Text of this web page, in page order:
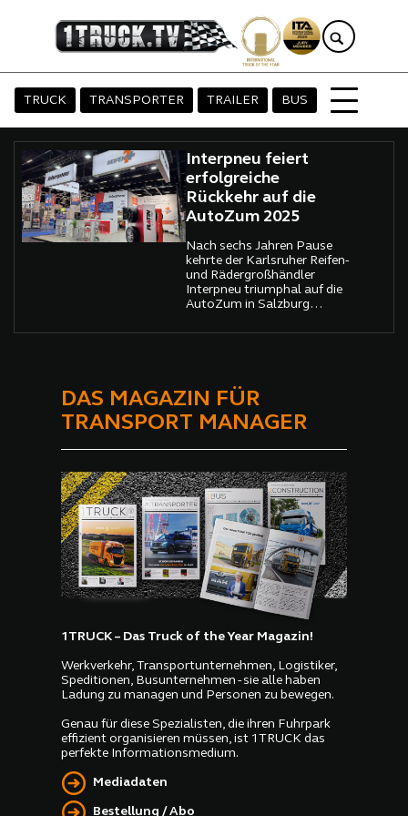
TRUCK TRANSPORTER TRAILER BUS
Interpneu feiert
erfolgreiche
Rückkehr auf die
AutoZum 2025
Nach sechs Jahren Pause
kehrte der Karlsruher Reifen-
und Rädergroßhändler
Interpneu triumphal auf die
AutoZum in Salzburg
Januar 2025 nutzte das
erweitertes Platin-
Sommerreifensortiment für
Pkw und Vans sowie das
vorzustellen. In Halle 10,
Besucher die Neuheiten aus
erster Hand erleben und sich
über das umfangreiche
Angebot informieren.
DAS MAGAZIN FÜR
TRANSPORT MANAGER
1TRUCK – Das Truck of the Year Magazin!
Werkverkehr, Transportunternehmen, Logistiker,
Speditionen, Busunternehmen - sie alle haben
Ladung zu managen und Personen zu bewegen.
Genau für diese Spezialisten, die ihren Fuhrpark
effizient organisieren müssen, ist 1TRUCK das
perfekte Informationsmedium.
Mediadaten
Bestellung / Abo